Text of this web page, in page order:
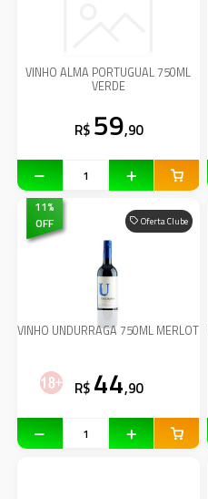
VINHO ALMA PORTUGUAL 750ML
VERDE
R$ 59,90
Oferta Clube
11%
OFF
VINHO UNDURRAGA 750ML MERLOT
R$ 44,90